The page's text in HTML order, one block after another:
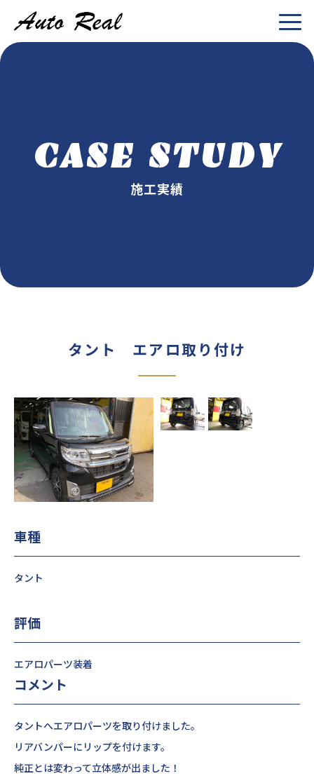
CASE STUDY
施工実績
タント エアロ取り付け
車種
タント
評価
エアロパーツ装着
コメント
タントへエアロパーツを取り付けました。
リアバンパーにリップを付けます。
純正とは変わって立体感が出ました！